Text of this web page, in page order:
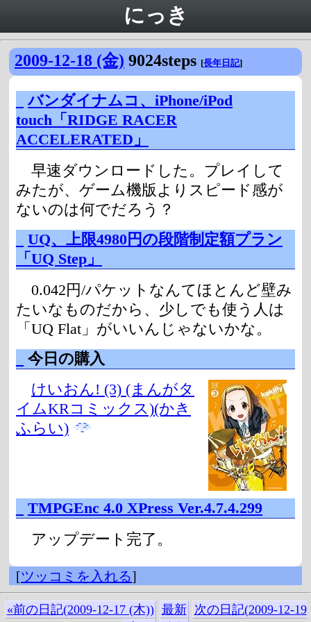
にっき
2009-12-18 (金) 9024steps [長年日記]
バンダイナムコ、iPhone/iPod
touch「RIDGE RACER
ACCELERATED」
早速ダウンロードした。プレイして
みたが、ゲーム機版よりスピード感が
ないのは何でだろう？
UQ、上限4980円の段階制定額プラン
「UQ Step」
0.042円/パケットなんてほとんど壁み
たいなものだから、少しでも使う人は
「UQ Flat」がいいんじゃないかな。
今日の購入
けいおん! (3) (まんがタ
イムKRコミックス)(かき
ふらい)
TMPGEnc 4.0 XPress Ver.4.7.4.299
アップデート完了。
[ツッコミを入れる]
«前の日記(2009-12-17 (木)) 最新
次の日記(2009-12-19